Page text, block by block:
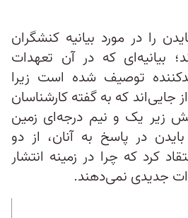
را در مورد بیانیه کنشگران
بیانیه‌ای که در آن تعهدات
کوپ۲۶ ناامیدکننده توصیف شده است زیرا
جایی‌اند که به گفته کارشناسان
زیر یک و نیم درجه‌ای زمین
در پاسخ به آنان، از دو
کرد که چرا در زمینه انتشار
جدیدی نمی‌دهند.